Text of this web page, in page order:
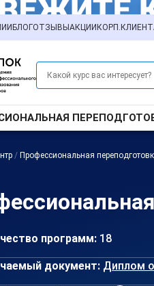
БЛОГОТЗЫВЫ АКЦИИ
/ Профессиональная
программ: 18
документ: Диплом